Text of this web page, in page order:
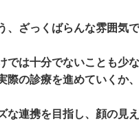
ざっくばらんな雰囲気で
では十分でないことも少
際の診療を進めていくか
な連携を目指し、顔の見